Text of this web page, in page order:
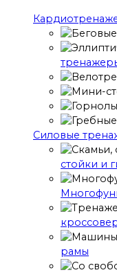
Cиловые
стойки и
рамы